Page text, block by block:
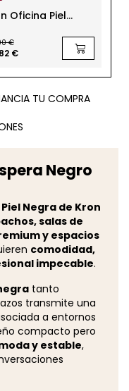
Oficina Piel
€
€
TU COMPRA
Negro
Negra de Kron
salas de
y espacios
comodidad,
impecable.
tanto
transmite una
a entornos
compacto pero
y estable,